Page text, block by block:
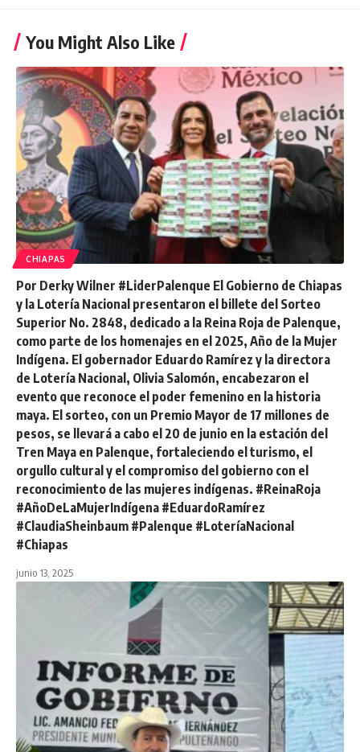
You Might Also Like
CHIAPAS
Por Derky Wilner #LiderPalenque El Gobierno de Chiapas
y la Lotería Nacional presentaron el billete del Sorteo
Superior No. 2848, dedicado a la Reina Roja de Palenque,
como parte de los homenajes en el 2025, Año de la Mujer
Indígena. El gobernador Eduardo Ramírez y la directora
de Lotería Nacional, Olivia Salomón, encabezaron el
evento que reconoce el poder femenino en la historia
maya. El sorteo, con un Premio Mayor de 17 millones de
pesos, se llevará a cabo el 20 de junio en la estación del
Tren Maya en Palenque, fortaleciendo el turismo, el
orgullo cultural y el compromiso del gobierno con el
reconocimiento de las mujeres indígenas. #ReinaRoja
#AñoDeLaMujerIndígena #EduardoRamírez
#ClaudiaSheinbaum #Palenque #LoteríaNacional
#Chiapas
junio 13, 2025